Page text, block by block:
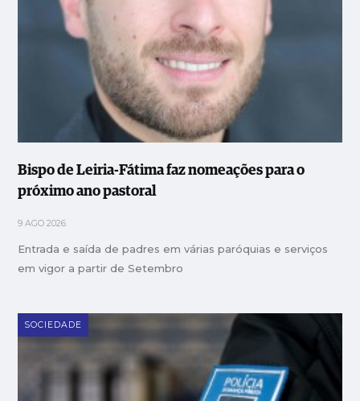
Bispo de Leiria-Fátima faz nomeações para o
próximo ano pastoral
9 AGO 2026
Entrada e saída de padres em várias paróquias e serviços
em vigor a partir de Setembro
SOCIEDADE